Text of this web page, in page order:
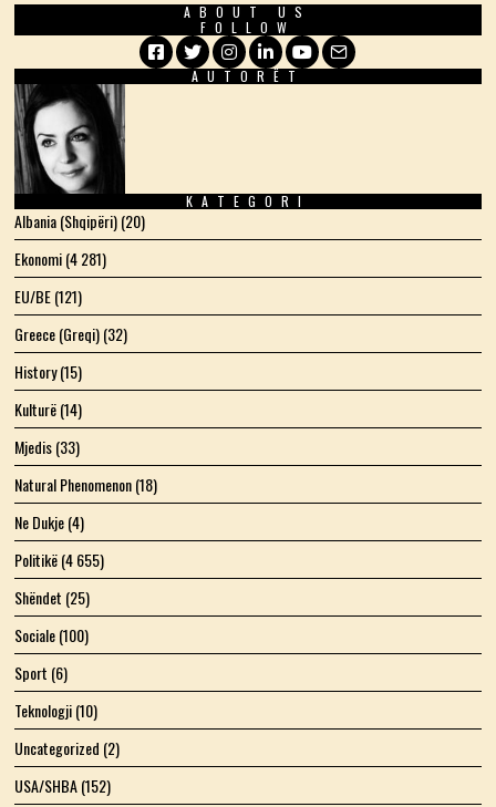
ABOUT US
FOLLOW
Facebook
TwitterInstagram
LinkedIn
YouTube
Email
AUTORËT
KATEGORI
Albania (Shqipëri)(20)
Ekonomi(4 281)
EU/BE(121)
Greece (Greqi)(32)
History(15)
Kulturë(14)
Mjedis(33)
Natural Phenomenon(18)
Ne Dukje(4)
Politikë(4 655)
Shëndet (25)
Sociale(100)
Sport (6)
Teknologji(10)
Uncategorized (2)
USA/SHBA(152)